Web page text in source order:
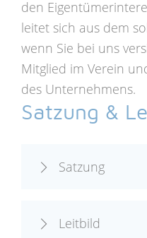
den
leitet sich aus dem
wenn Sie bei uns
Mitglied im Verein
des Unternehmens.
Satzung &
Satzung
Leitbild